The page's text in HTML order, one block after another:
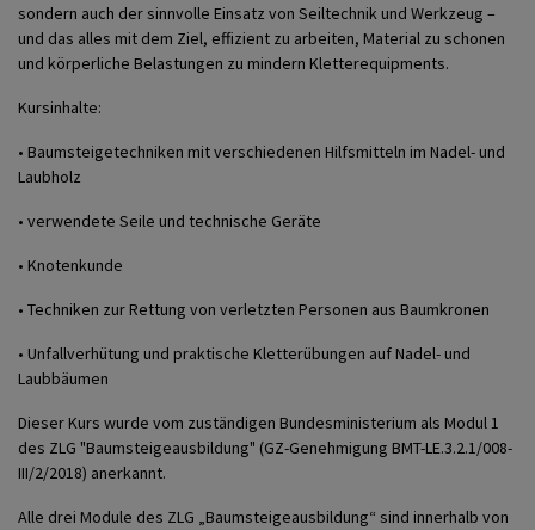
sondern auch der sinnvolle Einsatz von Seiltechnik und Werkzeug –
und das alles mit dem Ziel, effizient zu arbeiten, Material zu schonen
und körperliche Belastungen zu mindern Kletterequipments.
Kursinhalte:
• Baumsteigetechniken mit verschiedenen Hilfsmitteln im Nadel- und
Laubholz
• verwendete Seile und technische Geräte
• Knotenkunde
• Techniken zur Rettung von verletzten Personen aus Baumkronen
• Unfallverhütung und praktische Kletterübungen auf Nadel- und
Laubbäumen
Dieser Kurs wurde vom zuständigen Bundesministerium als Modul 1
des ZLG "Baumsteigeausbildung" (GZ-Genehmigung BMT-LE.3.2.1/008-
III/2/2018) anerkannt.
Alle drei Module des ZLG „Baumsteigeausbildung“ sind innerhalb von